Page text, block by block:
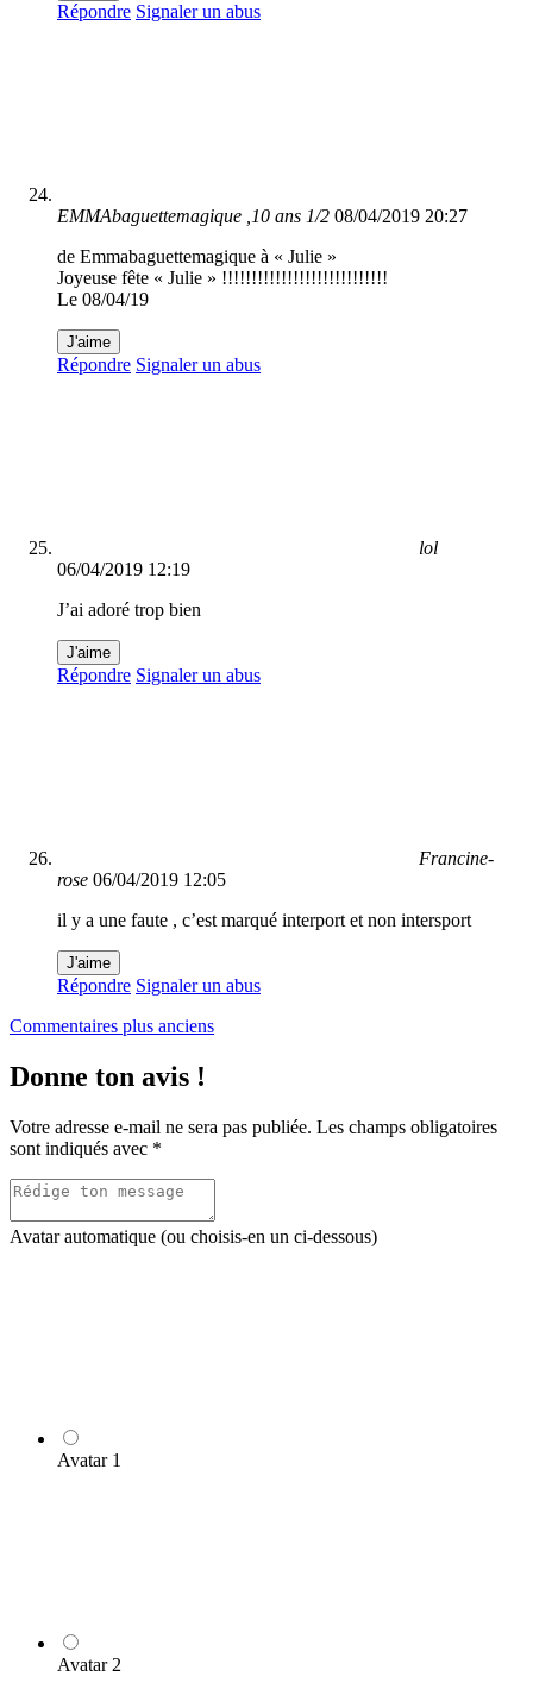
Répondre Signaler un abus
EMMAbaguettemagique ,10 ans 1/2 08/04/2019 20:27
de Emmabaguettemagique à « Julie »
Joyeuse fête « Julie » !!!!!!!!!!!!!!!!!!!!!!!!!!!!
Le 08/04/19
J'aime
Répondre Signaler un abus
lol
06/04/2019 12:19
J’ai adoré trop bien
J'aime
Répondre Signaler un abus
Francine-
rose 06/04/2019 12:05
il y a une faute , c’est marqué interport et non intersport
J'aime
Répondre Signaler un abus
Navigation
dans
les
commentaires
Commentaires plus anciens
Donne ton avis !
Votre adresse e-mail ne sera pas publiée. Les champs obligatoires
sont indiqués avec *
Avatar automatique (ou choisis-en un ci-dessous)
Avatar 1
Avatar 2